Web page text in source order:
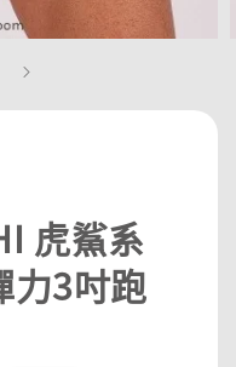
虎鯊系
力3吋跑